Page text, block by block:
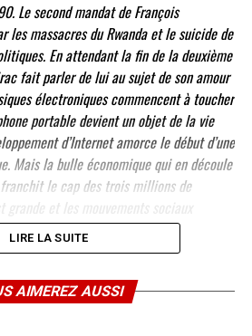
Le second mandat de François
les massacres du Rwanda et le suicide de
En attendant la fin de la deuxième
fait parler de lui au sujet de son amour
électroniques commencent à toucher
portable devient un objet de la vie
d’Internet amorce le début d’une
Mais la bulle économique qui en découle
le cap des trois millions de
de Jacques Chirac.
LIRE LA SUITE
AIMEREZ AUSSI